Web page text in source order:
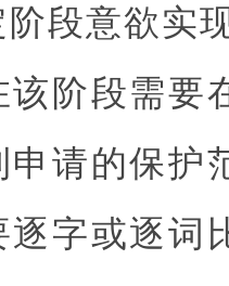
段意欲实
阶段需要
请的保护
逐字或逐词